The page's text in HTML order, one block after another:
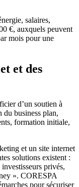
salaires,
€, auxquels peuvent
mois pour une
et des
d’un soutien à
du business plan,
formation initiale,
et un site internet
solutions existent :
privés,
». CORESPA
pour sécuriser